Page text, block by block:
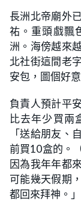
長洲北帝廟外
祐。重頭戲飄
洲。海傍越來
北社街這間老
安包，圖個好
負責人預計平
比去年少買兩
「送給朋友、
前買10盒的。
因為我年年都
可能幾天假期
都回來拜神。」